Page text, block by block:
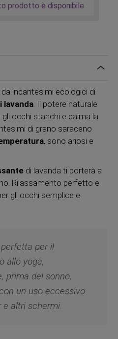
prodotto è disponibile
incantesimi ecologici di
lavanda . Il potere naturale
occhi stanchi e calma la
di grano saraceno
, sono ariosi e
di lavanda ti porterà a
Rilassamento perfetto e
gli occhi semplice e
per il
allo yoga,
prima del sonno,
un uso eccessivo
altri schermi.